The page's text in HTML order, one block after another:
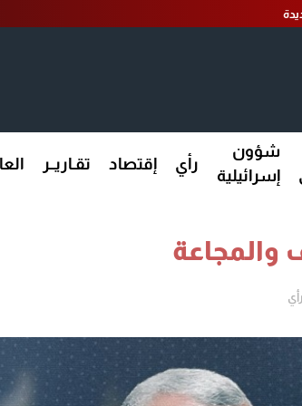
شؤون
إسرائيلية
رأي إقتصاد تقـاريــر
والمجاعة
رأي